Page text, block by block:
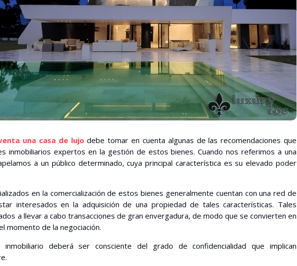
una casa de lujo debe tomar en cuenta algunas de las recomendaciones que
inmobiliarios expertos en la gestión de estos bienes. Cuando nos referimos a una
a un público determinado, cuya principal característica es su elevado poder
en la comercialización de estos bienes generalmente cuentan con una red de
interesados en la adquisición de una propiedad de tales características. Tales
a llevar a cabo transacciones de gran envergadura, de modo que se convierten en
momento de la negociación.
inmobiliario deberá ser consciente del grado de confidencialidad que implican